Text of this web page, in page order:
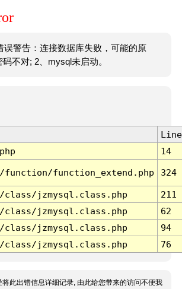
误警告：连接数据库失败，可能的原
不对; 2、mysql未启动。
Line
14
function/function_extend.php 324
class/jzmysql.class.php
211
class/jzmysql.class.php
62
class/jzmysql.class.php
94
class/jzmysql.class.php 76
将此出错信息详细记录, 由此给您带来的访问不便我